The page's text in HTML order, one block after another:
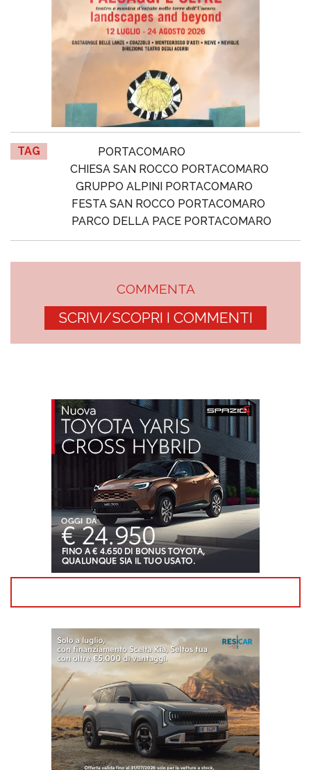
TAG
PORTACOMARO
CHIESA SAN ROCCO PORTACOMARO
GRUPPO ALPINI PORTACOMARO
FESTA SAN ROCCO PORTACOMARO
PARCO DELLA PACE PORTACOMARO
COMMENTA
SCRIVI/SCOPRI I COMMENTI